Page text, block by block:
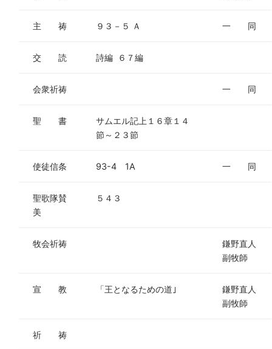
主 祷 ９３－５ Ａ 一 同
交 読 詩編 ６７編
会衆祈祷 一 同
聖 書
サムエル記上１６章１４
節～２３節
使徒信条 93-4 1A 一 同
聖歌隊賛
美
５４３
牧会祈祷
鎌野直人
副牧師
宣 教 「王となるための道｣
鎌野直人
副牧師
祈 祷